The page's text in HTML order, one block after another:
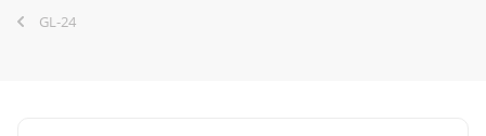
GL-24